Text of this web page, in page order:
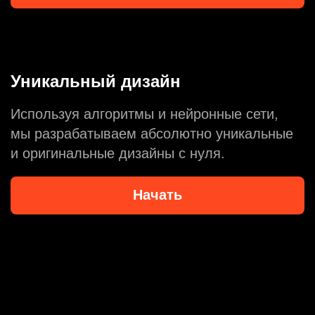
Уникальный дизайн
Используя алгоритмы и нейронные сети,
мы разрабатываем абсолютно уникальные
и оригинальные дизайны с нуля.
Начать